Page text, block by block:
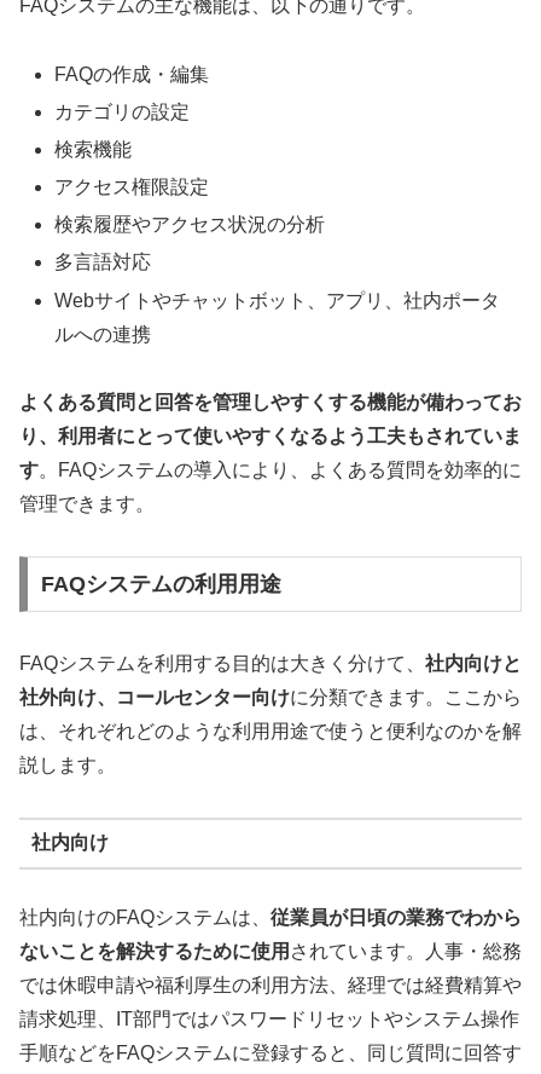
FAQシステムの主な機能は、以下の通りです。
FAQの作成・編集
カテゴリの設定
検索機能
アクセス権限設定
検索履歴やアクセス状況の分析
多言語対応
Webサイトやチャットボット、アプリ、社内ポータ
ルへの連携
よくある質問と回答を管理しやすくする機能が備わってお
り、利用者にとって使いやすくなるよう工夫もされていま
す。FAQシステムの導入により、よくある質問を効率的に
管理できます。
FAQシステムの利用用途
FAQシステムを利用する目的は大きく分けて、 社内向けと
社外向け、コールセンター向けに分類できます。ここから
は、それぞれどのような利用用途で使うと便利なのかを解
説します。
社内向け
社内向けのFAQシステムは、 従業員が日頃の業務でわから
ないことを解決するために使用 されています。人事・総務
では休暇申請や福利厚生の利用方法、経理では経費精算や
請求処理、IT部門ではパスワードリセットやシステム操作
手順などをFAQシステムに登録すると、同じ質問に回答す